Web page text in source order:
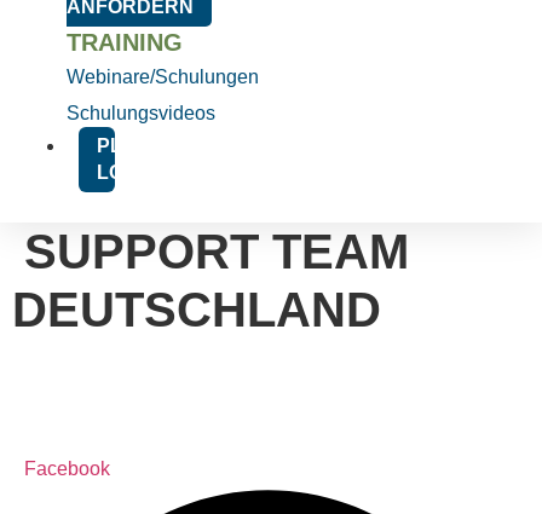
ANFORDERN
TRAINING
Webinare/Schulungen
Schulungsvideos
PLATFORM
LOGIN
SUPPORT TEAM
DEUTSCHLAND
Facebook